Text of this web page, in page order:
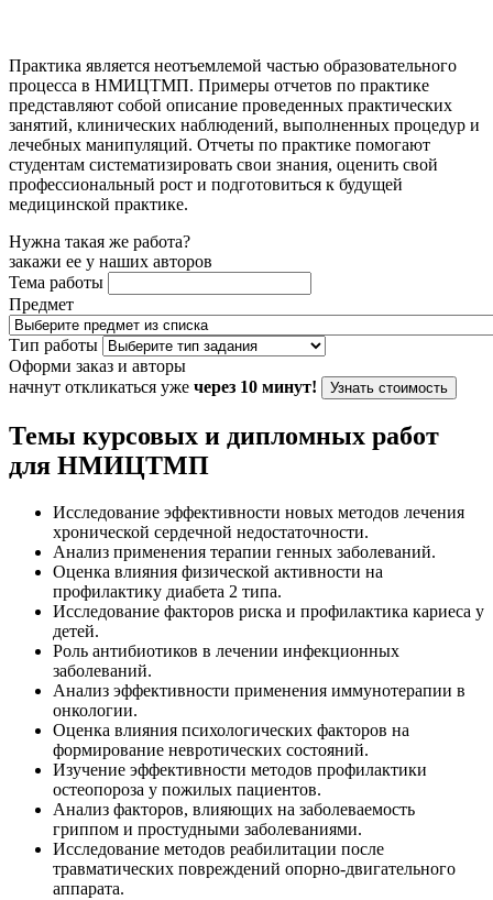
Практика является неотъемлемой частью образовательного
процесса в НМИЦТМП. Примеры отчетов по практике
представляют собой описание проведенных практических
занятий, клинических наблюдений, выполненных процедур и
лечебных манипуляций. Отчеты по практике помогают
студентам систематизировать свои знания, оценить свой
профессиональный рост и подготовиться к будущей
медицинской практике.
Нужна такая же работа?
закажи ее у наших авторов
Тема работы
Предмет
Тип работы
Оформи заказ и авторы
начнут откликаться уже через 10 минут! Узнать стоимость
Темы курсовых и дипломных работ
для НМИЦТМП
Исследование эффективности новых методов лечения
хронической сердечной недостаточности.
Анализ применения терапии генных заболеваний.
Оценка влияния физической активности на
профилактику диабета 2 типа.
Исследование факторов риска и профилактика кариеса у
детей.
Роль антибиотиков в лечении инфекционных
заболеваний.
Анализ эффективности применения иммунотерапии в
онкологии.
Оценка влияния психологических факторов на
формирование невротических состояний.
Изучение эффективности методов профилактики
остеопороза у пожилых пациентов.
Анализ факторов, влияющих на заболеваемость
гриппом и простудными заболеваниями.
Исследование методов реабилитации после
травматических повреждений опорно-двигательного
аппарата.